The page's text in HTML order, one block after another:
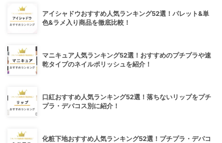
アイシャドウおすすめ人気ランキング52選！パレット&単
色&ラメ入り商品を徹底比較！
マニキュア人気ランキング52選！おすすめのプチプラや速
乾タイプのネイルポリッシュを紹介！
口紅おすすめ人気ランキング52選！落ちないリップをプチ
プラ・デパコス別に紹介！
化粧下地おすすめ人気ランキング52選！プチプラ・デパコ